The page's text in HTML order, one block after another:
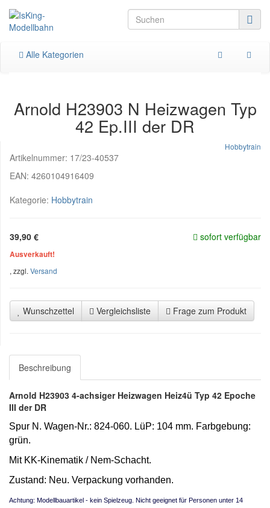
Alle Kategorien
Arnold H23903 N Heizwagen Typ
42 Ep.III der DR
Hobbytrain
Artikelnummer: 17/23-40537
EAN: 4260104916409
Kategorie: Hobbytrain
39,90 €
Ausverkauft!
, zzgl. Versand
sofort verfügbar
Wunschzettel Vergleichsliste Frage zum Produkt
Beschreibung
Arnold H23903 4-achsiger Heizwagen Heiz4ü Typ 42 Epoche
III der DR
Spur N. Wagen-Nr.: 824-060. LüP: 104 mm. Farbgebung:
grün.
Mit KK-Kinematik / Nem-Schacht.
Zustand: Neu. Verpackung vorhanden.
Achtung: Modellbauartikel - kein Spielzeug. Nicht geeignet für Personen unter 14